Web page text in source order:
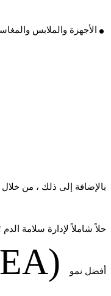
الأجهزة والملابس .
بالإضافة إلى ذلك ، من خلال
حلاً شاملاً لإدارة سلامة
أفضل نمو